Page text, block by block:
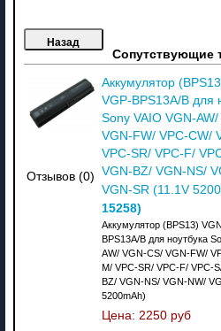
Сопутствующие
Отзывов (0)
Аккумулятор
VGP-BPS13A/B для
Sony VAIO VGN-
VGN-FW/ VPC-CW/
VPC-SR/ VPC-F/
VGN-BZ/ VGN-NS/
VGN-SR (11.1V
15258)
Аккумулятор (BPS13)
BPS13A/B для ноутбука
AW/ VGN-CS/ VGN-FW/
M/ VPC-SR/ VPC-F/ VPC-
BZ/ VGN-NS/ VGN-NW/
5200mAh)
Цена: 2250 руб